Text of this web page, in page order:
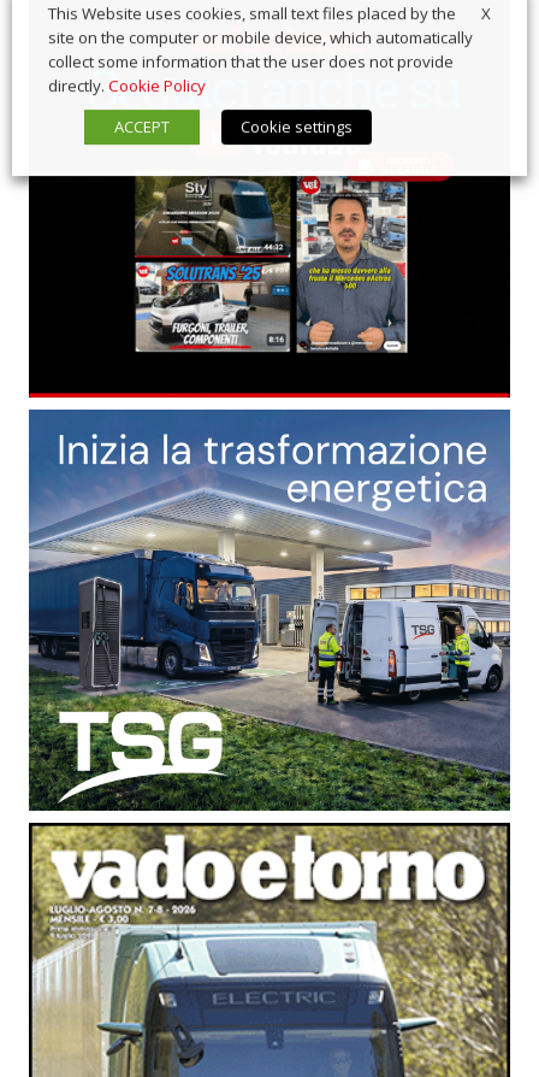
X
This Website uses cookies, small text files placed by the
site on the computer or mobile device, which automatically
collect some information that the user does not provide
directly. Cookie Policy
ACCEPT
Cookie settings